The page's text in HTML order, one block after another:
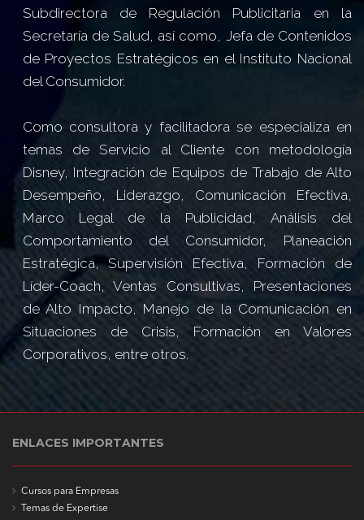
Subdirectora de Regulación Publicitaria en la
Secretaría de Salud, así como, Jefa de Contenidos
de Proyectos Estratégicos en el Instituto Nacional
del Consumidor.
Como consultora y facilitadora se especializa en
temas de Servicio al Cliente con metodología
Disney, Integración de Equipos de Trabajo de Alto
Desempeño, Liderazgo, Comunicación Efectiva,
Marco Legal de la Publicidad, Análisis del
Comportamiento del Consumidor, Planeación
Estratégica, Supervisión Efectiva, Formación de
Líder-Coach, Ventas Consultivas, Presentaciones
de Alto Impacto, Manejo de la Comunicación en
Situaciones de Crisis, Formación en Valores
Corporativos, entre otros.
ENLACES IMPORTANTES
Cursos para Empresas
Temas de Expertise